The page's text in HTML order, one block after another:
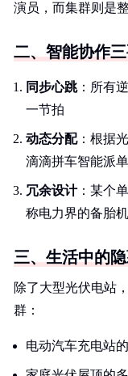
演员，而集群则是
二、智能协作
同步心跳：所有
一节拍
动态分配：根据
滴滴拼车智能派单
冗余设计：某个
称电力界的备胎
三、生活中的
除了大型光伏电站
群：
电动汽车充电站